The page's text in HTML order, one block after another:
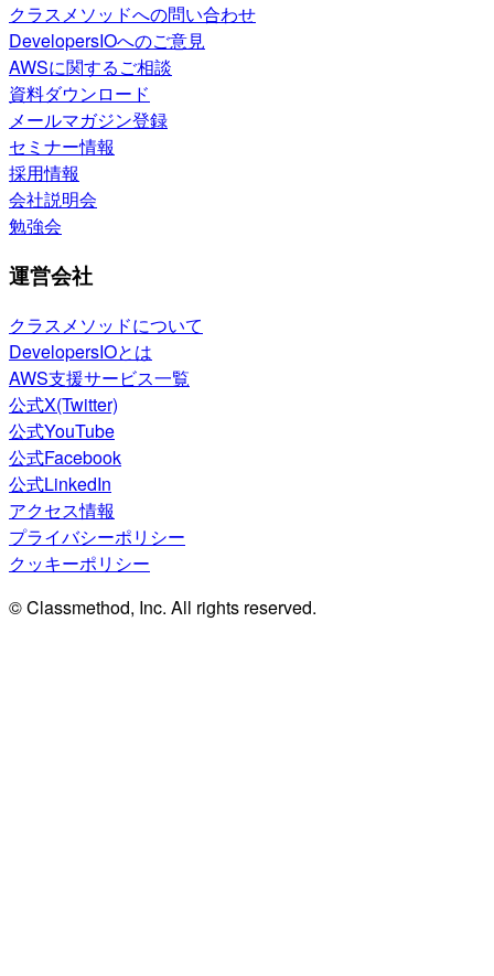
クラスメソッドへの問い合わせ
DevelopersIOへのご意見
AWSに関するご相談
資料ダウンロード
メールマガジン登録
セミナー情報
採用情報
会社説明会
勉強会
運営会社
クラスメソッドについて
DevelopersIOとは
AWS支援サービス一覧
公式X(Twitter)
公式YouTube
公式Facebook
公式LinkedIn
アクセス情報
プライバシーポリシー
クッキーポリシー
© Classmethod, Inc. All rights reserved.